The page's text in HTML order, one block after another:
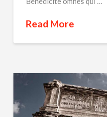
Read More